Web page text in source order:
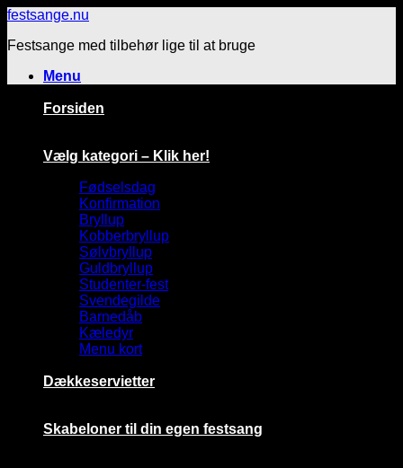
Fortsæt
indhold
festsange.nu
Festsange med tilbehør lige til at bruge
Menu
Forsiden
Vælg kategori – Klik her!
Fødselsdag
Konfirmation
Bryllup
Kobberbryllup
Sølvbryllup
Guldbryllup
Studenter-fest
Svendegilde
Barnedåb
Kæledyr
Menu kort
Dækkeservietter
Skabeloner til din egen festsang